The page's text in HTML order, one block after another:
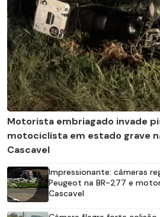
Motorista embriagado invade
motociclista em estado grave
Cascavel
Impressionante: câmeras
Peugeot na BR-277 e
Cascavel